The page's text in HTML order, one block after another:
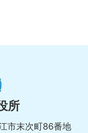
所
市末次町86番地